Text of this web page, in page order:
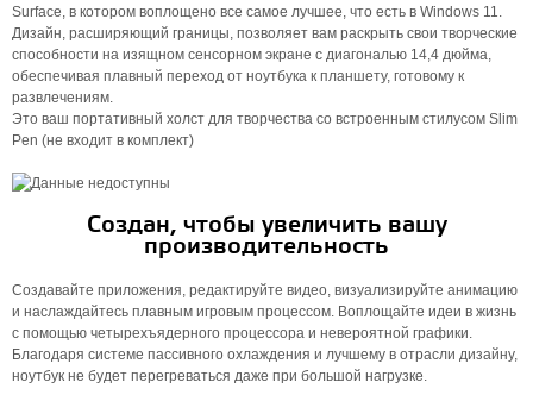
Surface, в котором воплощено все самое лучшее, что есть в Windows 11.
Дизайн, расширяющий границы, позволяет вам раскрыть свои творческие
способности на изящном сенсорном экране с диагональю 14,4 дюйма,
обеспечивая плавный переход от ноутбука к планшету, готовому к
развлечениям.
Это ваш портативный холст для творчества со встроенным стилусом Slim
Pen (не входит в комплект)
Создан, чтобы увеличить вашу
производительность
Создавайте приложения, редактируйте видео, визуализируйте анимацию
и наслаждайтесь плавным игровым процессом. Воплощайте идеи в жизнь
с помощью четырехъядерного процессора и невероятной графики.
Благодаря системе пассивного охлаждения и лучшему в отрасли дизайну,
ноутбук не будет перегреваться даже при большой нагрузке.